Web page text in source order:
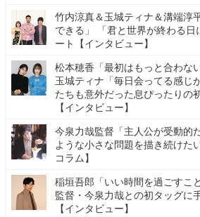
竹内涼真＆玉城ティナ＆溝端淳
できる」 「君と世界が終わる
ート【インタビュー】
松本穂香「最初はもっと合わな
玉城ティナ「毎日会ってる感じ
たちも意外だった息ぴったりの
【インタビュー】
今泉力哉監督「主人公が受動的
ような小さな問題を描き続けた
コラム】
稲垣吾郎「いい時間を過ごすこ
監督・今泉力哉との初タッグに
【インタビュー】